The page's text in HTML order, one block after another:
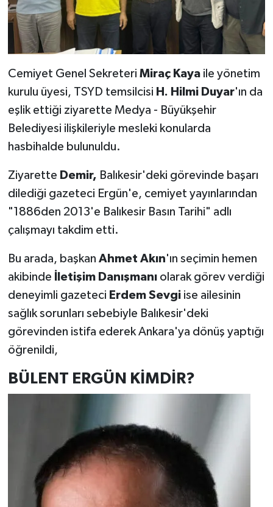
Cemiyet Genel Sekreteri Miraç Kayaile yönetim
kurulu üyesi, TSYD temsilcisi H. Hilmi Duyar'ın da
eşlik ettiği ziyarette Medya - Büyükşehir
Belediyesi ilişkileriyle mesleki konularda
hasbihalde bulunuldu.
Ziyarette Demir, Balıkesir'deki görevinde başarı
dilediği gazeteci Ergün'e, cemiyet yayınlarından
"1886den 2013'e Balıkesir Basın Tarihi" adlı
çalışmayı takdim etti.
Bu arada, başkan Ahmet Akın'ın seçimin hemen
akibinde
İletişim Danışmanı olarak görev verdiği
deneyimli gazeteci Erdem Sevgiise ailesinin
sağlık sorunları sebebiyle Balıkesir'deki
görevinden istifa ederek Ankara'ya dönüş yaptığı
öğrenildi,
BÜLENT ERGÜN KİMDİR?